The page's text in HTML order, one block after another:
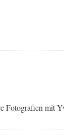
Fotografien mit